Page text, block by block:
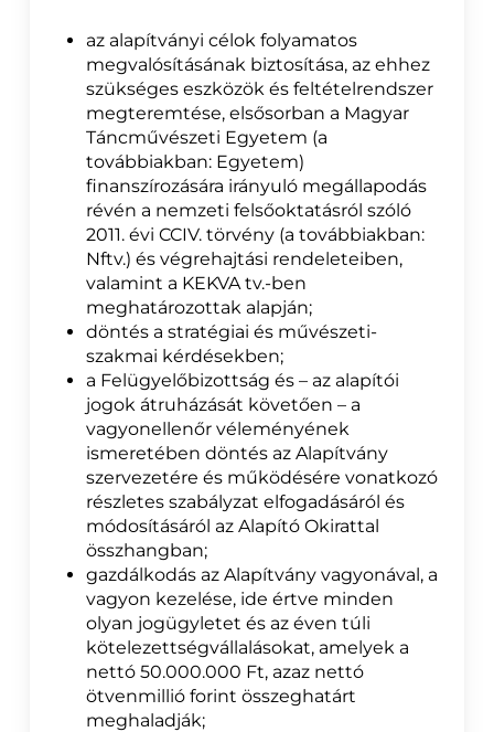
az alapítványi célok folyamatos
megvalósításának biztosítása, az ehhez
szükséges eszközök és feltételrendszer
megteremtése, elsősorban a Magyar
Táncművészeti Egyetem (a
továbbiakban: Egyetem)
finanszírozására irányuló megállapodás
révén a nemzeti felsőoktatásról szóló
2011. évi CCIV. törvény (a továbbiakban:
Nftv.) és végrehajtási rendeleteiben,
valamint a KEKVA tv.-ben
meghatározottak alapján;
döntés a stratégiai és művészeti-
szakmai kérdésekben;
a Felügyelőbizottság és – az alapítói
jogok átruházását követően – a
vagyonellenőr véleményének
ismeretében döntés az Alapítvány
szervezetére és működésére vonatkozó
részletes szabályzat elfogadásáról és
módosításáról az Alapító Okirattal
összhangban;
gazdálkodás az Alapítvány vagyonával, a
vagyon kezelése, ide értve minden
olyan jogügyletet és az éven túli
kötelezettségvállalásokat, amelyek a
nettó 50.000.000 Ft, azaz nettó
ötvenmillió forint összeghatárt
meghaladják;